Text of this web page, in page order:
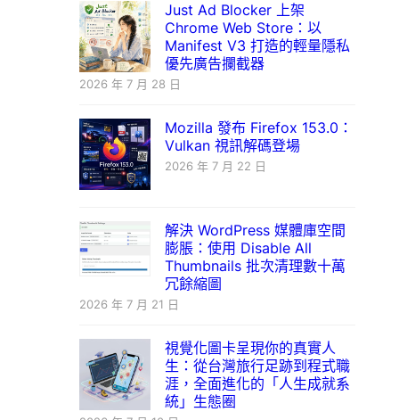
Just Ad Blocker 上架
Chrome Web Store：以
Manifest V3 打造的輕量隱私
優先廣告攔截器
2026 年 7 月 28 日
Mozilla 發布 Firefox 153.0：
Vulkan 視訊解碼登場
2026 年 7 月 22 日
解決 WordPress 媒體庫空間
膨脹：使用 Disable All
Thumbnails 批次清理數十萬
冗餘縮圖
2026 年 7 月 21 日
視覺化圖卡呈現你的真實人
生：從台灣旅行足跡到程式職
涯，全面進化的「人生成就系
統」生態圈